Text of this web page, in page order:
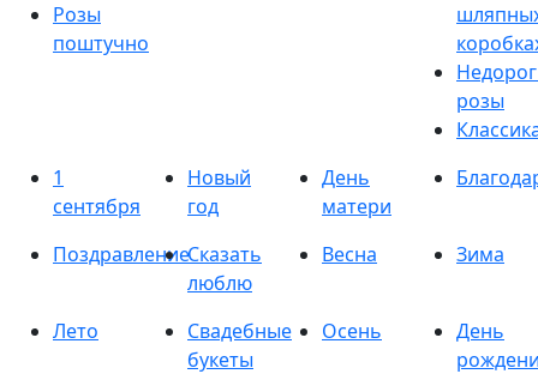
Розы
поштучно
розы
1
сентября
Новый
год
День
матери
ПоздравлениеСказать
люблю
Весна Зима
Лето
Свадебные
букеты
Осень
День